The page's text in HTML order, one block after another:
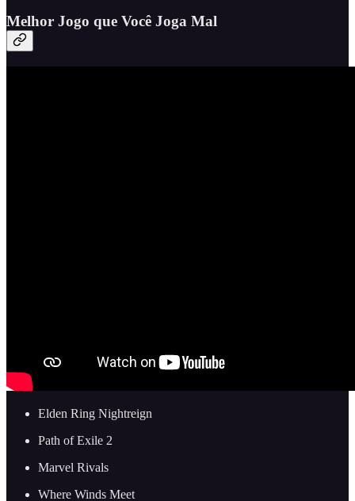
Melhor Jogo que Você Joga Mal
Elden Ring Nightreign
Path of Exile 2
Marvel Rivals
Where Winds Meet